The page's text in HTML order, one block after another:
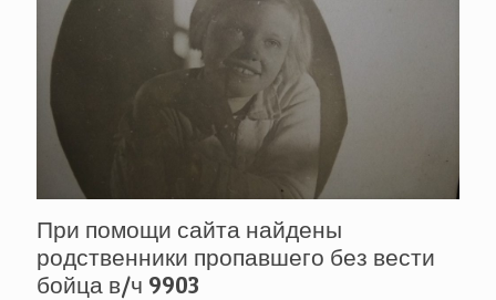
При помощи сайта найдены
родственники пропавшего без вести
бойца в/ч 9903